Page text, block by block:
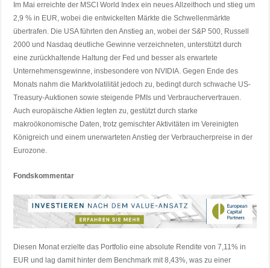
Im Mai erreichte der MSCI World Index ein neues Allzeithoch und stieg um
2,9 % in EUR, wobei die entwickelten Märkte die Schwellenmärkte
übertrafen. Die USA führten den Anstieg an, wobei der S&P 500, Russell
2000 und Nasdaq deutliche Gewinne verzeichneten, unterstützt durch
eine zurückhaltende Haltung der Fed und besser als erwartete
Unternehmensgewinne, insbesondere von NVIDIA. Gegen Ende des
Monats nahm die Marktvolatilität jedoch zu, bedingt durch schwache US-
Treasury-Auktionen sowie steigende PMIs und Verbrauchervertrauen.
Auch europäische Aktien legten zu, gestützt durch starke
makroökonomische Daten, trotz gemischter Aktivitäten im Vereinigten
Königreich und einem unerwarteten Anstieg der Verbraucherpreise in der
Eurozone.
Fondskommentar
Diesen Monat erzielte das Portfolio eine absolute Rendite von 7,11% in
EUR und lag damit hinter dem Benchmark mit 8,43%, was zu einer